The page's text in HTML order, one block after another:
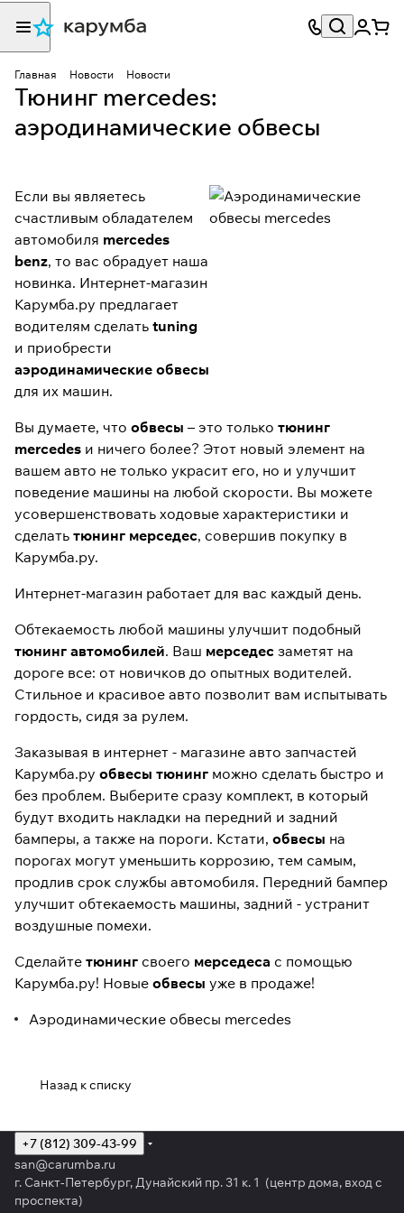
Главная Новости Новости
Тюнинг mercedes:
аэродинамические обвесы
Если вы являетесь
счастливым обладателем
автомобиля mercedes
benz, то вас обрадует наша
новинка. Интернет-магазин
Карумба.ру предлагает
водителям сделать tuning
и приобрести
аэродинамические обвесы
для их машин.
Вы думаете, что обвесы – это только тюнинг
mercedes и ничего более? Этот новый элемент на
вашем авто не только украсит его, но и улучшит
поведение машины на любой скорости. Вы можете
усовершенствовать ходовые характеристики и
сделать тюнинг мерседес, совершив покупку в
Карумба.ру.
Интернет-магазин работает для вас каждый день.
Обтекаемость любой машины улучшит подобный
тюнинг автомобилей. Ваш мерседес заметят на
дороге все: от новичков до опытных водителей.
Стильное и красивое авто позволит вам испытывать
гордость, сидя за рулем.
Заказывая в интернет - магазине авто запчастей
Карумба.ру обвесы тюнинг можно сделать быстро и
без проблем. Выберите сразу комплект, в который
будут входить накладки на передний и задний
бамперы, а также на пороги. Кстати, обвесы на
порогах могут уменьшить коррозию, тем самым,
продлив срок службы автомобиля. Передний бампер
улучшит обтекаемость машины, задний - устранит
воздушные помехи.
Сделайте тюнинг своего мерседеса с помощью
Карумба.ру! Новые обвесы уже в продаже!
Аэродинамические обвесы mercedes
Назад к списку
+7 (812) 309-43-99
san@carumba.ru
г. Санкт-Петербург, Дунайский пр. 31 к. 1 (центр дома, вход с
проспекта)